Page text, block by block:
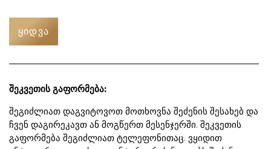
ᲧᲘᲓᲕᲐ
შეკვეთის გაფორმება:
შეგიძლიათ დაგვიტოვოთ მოთხოვნა შეძენის შესახებ და
ჩვენ დაგირეკავთ ან მოგწერთ მესენჯერში. შეკვეთის
გაფორმება შეგიძლიათ ტელეფონითაც. ვყიდით